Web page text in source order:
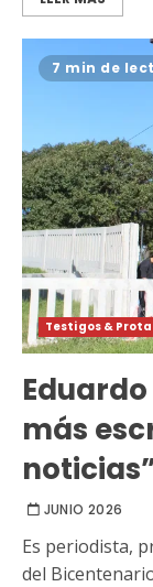
7 min de
Testigos &
más
JUNIO 2026
Es periodista,
del